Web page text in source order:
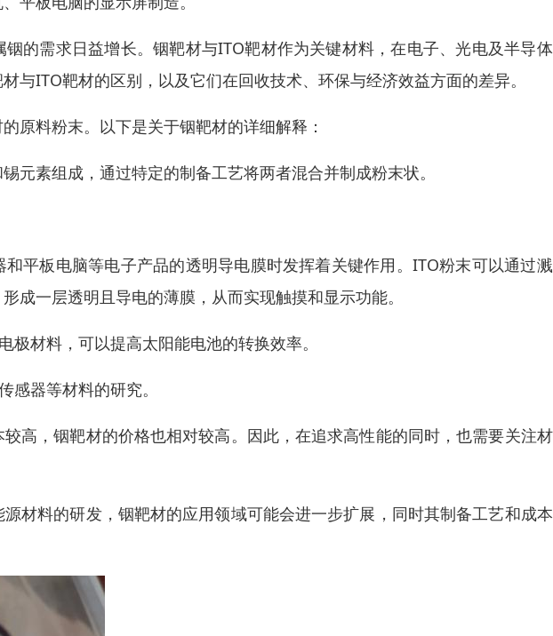
的需求日益增长。铟靶材与ITO靶材作为关键材料，在电子、光电及半导
与ITO靶材的区别，以及它们在回收技术、环保与经济效益方面的差异。
原料粉末。以下是关于铟靶材的详细解释：
元素组成，通过特定的制备工艺将两者混合并制成粉末状。
平板电脑等电子产品的透明导电膜时发挥着关键作用。ITO粉末可以通过
成一层透明且导电的薄膜，从而实现触摸和显示功能。
材料，可以提高太阳能电池的转换效率。
感器等材料的研究。
高，铟靶材的价格也相对较高。因此，在追求高性能的同时，也需要关注
材料的研发，铟靶材的应用领域可能会进一步扩展，同时其制备工艺和成